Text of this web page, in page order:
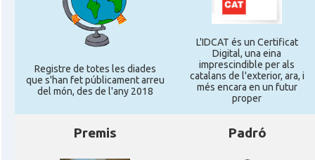
Registre de totes les diades
que s'han fet públicament arreu
del món, des de l'any 2018
L'IDCAT és un Certificat
Digital, una eina
imprescindible per als
catalans de l'exterior, ara, i
més encara en un futur
proper
Premis Padró